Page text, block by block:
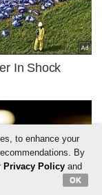
to enhance your
By
Privacy Policyand
OK